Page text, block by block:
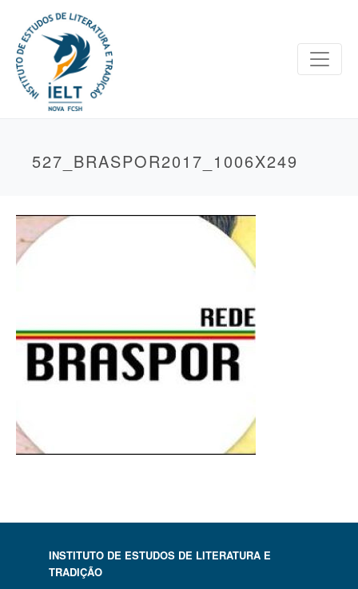
527_BRASPOR2017_1006X249
INSTITUTO DE ESTUDOS DE LITERATURA E
TRADIÇÃO